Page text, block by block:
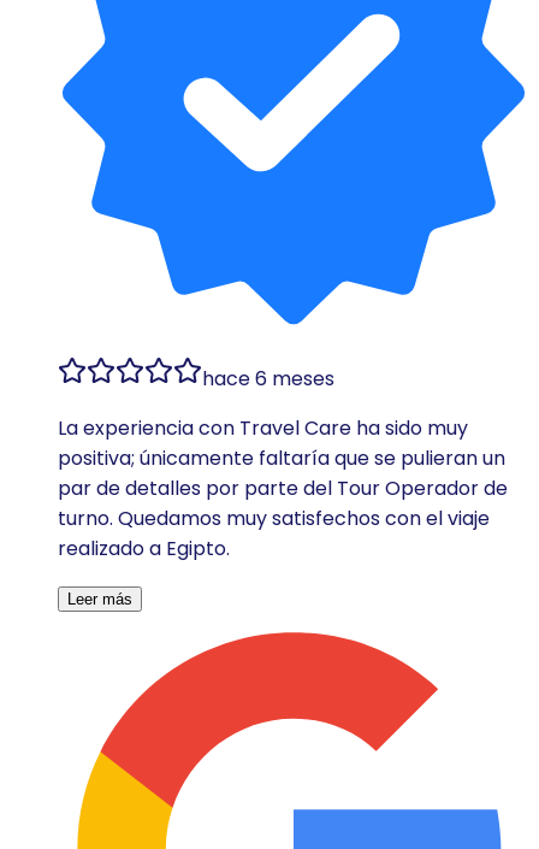
hace 6 meses
La experiencia con Travel Care ha sido muy
positiva; únicamente faltaría que se pulieran un
par de detalles por parte del Tour Operador de
turno. Quedamos muy satisfechos con el viaje
realizado a Egipto.
Leer más